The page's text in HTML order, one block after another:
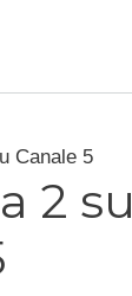
Canale 5
2 su